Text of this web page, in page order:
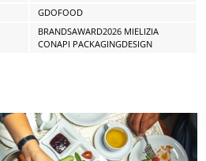
GDOFOOD
BRANDSAWARD2026 MIELIZIA
CONAPI PACKAGINGDESIGN